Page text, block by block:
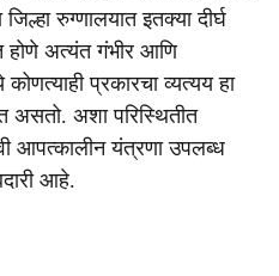
रुग्णालयात इतक्या दीर्घ
होणे अत्यंत गंभीर आणि
प्रकारचा व्यत्यय हा
असतो. अशा परिस्थितीत
आपत्कालीन यंत्रणा उपलब्ध
आहे.